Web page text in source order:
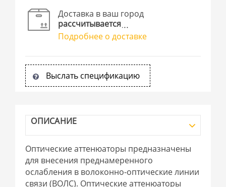
Доставка в ваш город
рассчитывается
Подробнее о доставке
Выслать спецификацию
ОПИСАНИЕ
Оптические аттенюаторы предназначены
для внесения преднамеренного
ослабления в волоконно-оптические линии
связи (ВОЛС). Оптические аттенюаторы